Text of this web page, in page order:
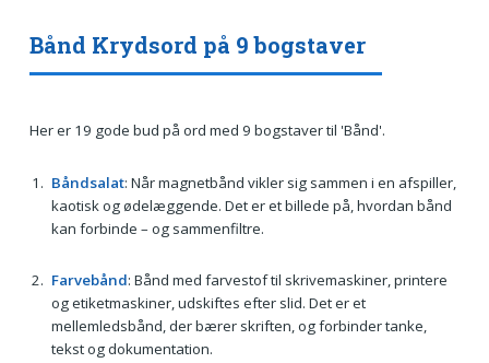
Bånd Krydsord på 9 bogstaver
Her er 19 gode bud på ord med 9 bogstaver til 'Bånd'.
Båndsalat: Når magnetbånd vikler sig sammen i en afspiller,
kaotisk og ødelæggende. Det er et billede på, hvordan bånd
kan forbinde – og sammenfiltre.
Farvebånd: Bånd med farvestof til skrivemaskiner, printere
og etiketmaskiner, udskiftes efter slid. Det er et
mellemledsbånd, der bærer skriften, og forbinder tanke,
tekst og dokumentation.